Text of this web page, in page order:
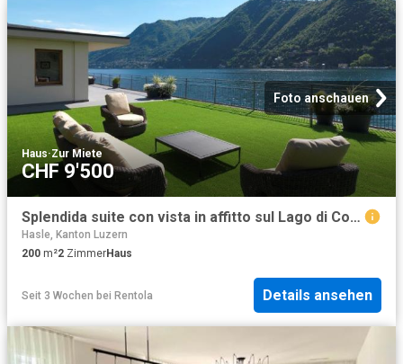
Foto anschauen
Haus·Zur Miete
CHF 9'500
Splendida suite con vista in affitto sul Lago di Como
Hasle, Kanton Luzern
200 m²2 ZimmerHaus
Seit 3 Wochen bei Rentola Details ansehen